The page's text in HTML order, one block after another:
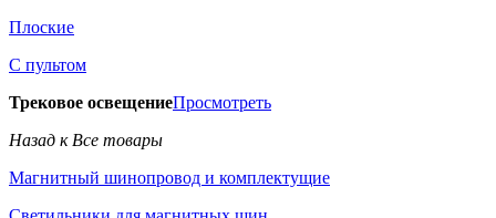
Плоские
С пультом
Трековое освещениеПросмотреть
Назад к Все товары
Магнитный шинопровод и комплектущие